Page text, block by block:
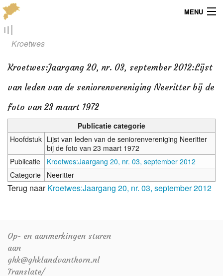
MENU
Menu
Locaties
Verenigingsinfo
Kroetwes
Kroetwes:Jaargang 20, nr. 03, september 2012:Lijst
van leden van de seniorenvereniging Neeritter bij de
foto van 23 maart 1972
Publicatie categorie
Hoofdstuk Lijst van leden van de seniorenvereniging Neeritter
bij de foto van 23 maart 1972
Publicatie
Kroetwes:Jaargang 20, nr. 03, september 2012
Categorie
Neeritter
Terug naarKroetwes:Jaargang 20, nr. 03, september 2012
Op- en aanmerkingen sturen
aan
ghk@ghklandvanthorn.nl
Translate/